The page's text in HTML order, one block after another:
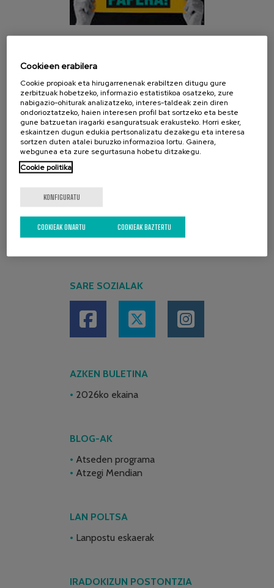
AZKEN KANPAINA
SARE SOZIALAK
AZKEN BULETINA
2026ko ekaina
BLOG-AK
Atseden programa
Atzegi Mendian
LAN POLTSA
Lanpostu eskaerak
IRADOKIZUN POSTONTZIA
Cookieen erabilera
Cookie propioak eta hirugarrenenak erabiltzen ditugu gure
zerbitzuak hobetzeko, informazio estatistikoa osatzeko, zure
nabigazio-ohiturak analizatzeko, interes-taldeak zein diren
ondorioztatzeko, haien interesen profil bat sortzeko eta beste
gune batzuetan iragarki esanguratsuak erakusteko. Horri esker,
eskaintzen dugun edukia pertsonalizatu dezakegu eta interesa
sortzen duten atalei buruzko informazioa lortu. Gainera,
webgunea eta zure segurtasuna hobetu ditzakegu.
Cookie politika
KONFIGURATU
COOKIEAK BAZTERTU
COOKIEAK ONARTU